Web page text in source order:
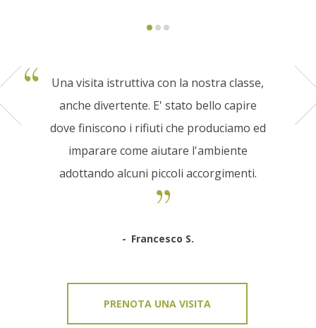
Una visita istruttiva con la nostra classe,
anche divertente. E' stato bello capire
dove finiscono i rifiuti che produciamo ed
imparare come aiutare l'ambiente
adottando alcuni piccoli accorgimenti.
Francesco S.
PRENOTA UNA VISITA